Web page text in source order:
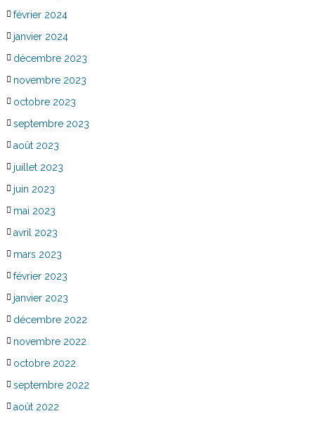
février 2024
janvier 2024
décembre 2023
novembre 2023
octobre 2023
septembre 2023
août 2023
juillet 2023
juin 2023
mai 2023
avril 2023
mars 2023
février 2023
janvier 2023
décembre 2022
novembre 2022
octobre 2022
septembre 2022
août 2022